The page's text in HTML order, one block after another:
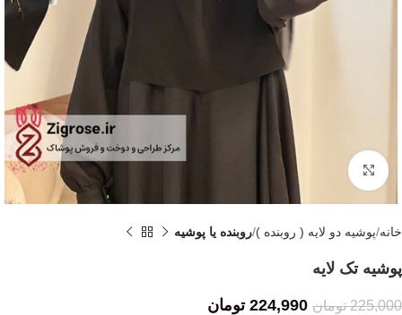
Click to enlarge
خانه پوشیه دو لایه ( روبنده ) روبنده یا پوشیه
پوشیه تک لایه
225,000 تومان 224,990 تومان